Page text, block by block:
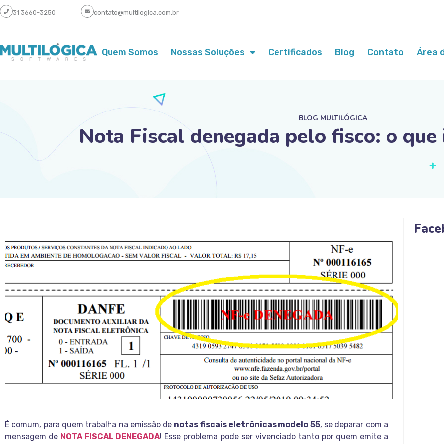
31 3660-3250 contato@multilogica.com.br
Quem Somos Nossas Soluções Certificados Blog Contato Área
BLOG MULTILÓGICA
Nota Fiscal denegada pelo fisco: o
É comum, para quem trabalha na emissão de notas fiscais eletrônicas modelo 55, se deparar com a
mensagem de NOTA FISCAL DENEGADA! Esse problema pode ser vivenciado tanto por quem emite a